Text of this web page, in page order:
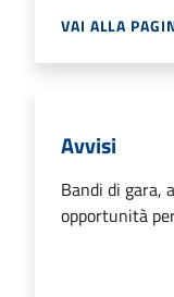
VAI ALLA
Avvisi
Bandi di gara,
opportunità